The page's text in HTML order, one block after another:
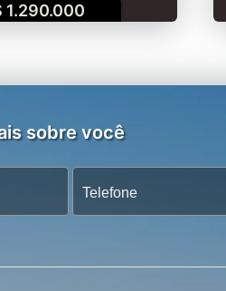
1.290.000
sobre você